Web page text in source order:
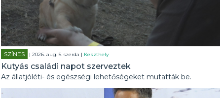
SZÍNES | 2026. aug. 5. szerda | Keszthely
Kutyás családi napot szerveztek
Az állatjóléti- és egészségi lehetőségeket mutatták be.